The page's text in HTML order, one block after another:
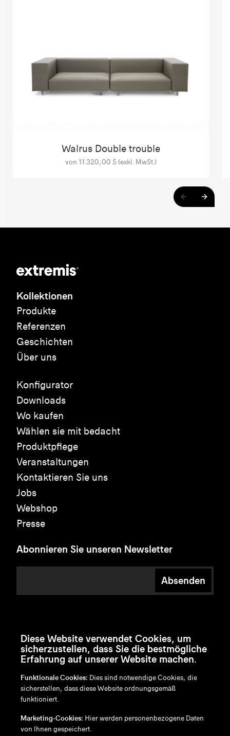
Walrus Double trouble
von 11.320,00 $ (exkl. MwSt.)
Kollektionen
Produkte
Referenzen
Geschichten
Über uns
Konfigurator
Downloads
Wo kaufen
Wählen sie mit bedacht
Produktpflege
Veranstaltungen
Kontaktieren Sie uns
Jobs
Webshop
Presse
Abonnieren Sie unseren Newsletter
Absenden
en/nl/fr/de
Disclaimer
Diese Website verwendet Cookies, um
sicherzustellen, dass Sie die bestmögliche
Erfahrung auf unserer Website machen.
Funktionale Cookies: Dies sind notwendige Cookies, die
sicherstellen, dass diese Website ordnungsgemäß
funktioniert.
Marketing-Cookies: Hier werden personenbezogene Daten
von Ihnen gespeichert.